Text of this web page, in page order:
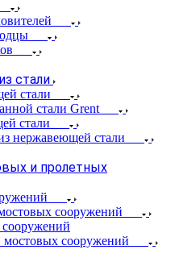
стали
стали
стали Grent
стали
нержавеющей стали
и пролетных
сооружений
мостовых сооружений